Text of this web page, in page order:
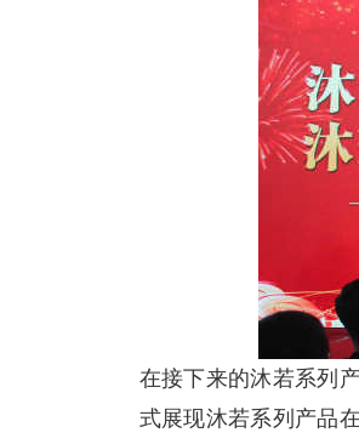
在接下来的沐若系列
式展现沐若系列产品